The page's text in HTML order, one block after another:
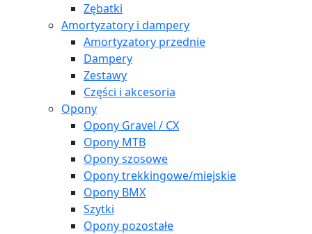
Zębatki
Amortyzatory i dampery
Amortyzatory przednie
Dampery
Zestawy
Części i akcesoria
Opony
Opony Gravel / CX
Opony MTB
Opony szosowe
Opony trekkingowe/miejskie
Opony BMX
Szytki
Opony pozostałe